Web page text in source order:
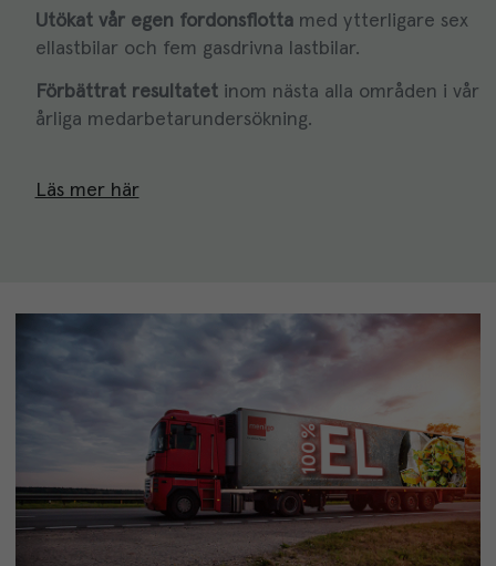
Utökat vår egen fordonsflottamed ytterligare sex
ellastbilar och fem gasdrivna lastbilar.
Förbättrat resultatetinom nästa alla områden i vår
årliga medarbetarundersökning.
Läs mer här